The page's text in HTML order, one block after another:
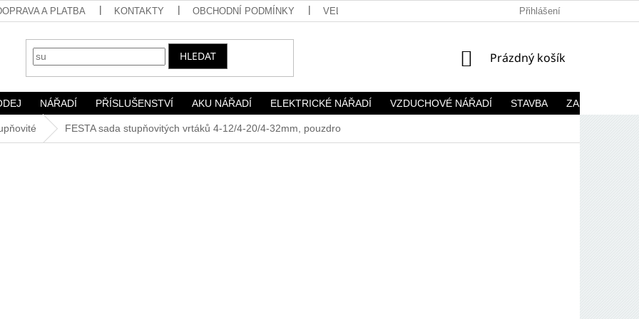
A PLATBA KONTAKTY OBCHODNÍ PODMÍNKY VELKOOBCHOD Přihlášení
HLEDAT
NÁKUPNÍ
Prázdný košík
NÁŘADÍ PŘÍSLUŠENSTVÍ AKU NÁŘADÍ ELEKTRICKÉ NÁŘADÍ VZDUCHOVÉ NÁŘADÍ STAVBA ZAHRADA
FESTA sada stupňovitých vrtáků 4-12/4-20/4-32mm, pouzdro